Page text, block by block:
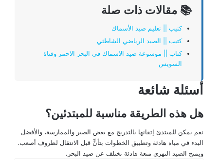
📚 مقالات ذات صلة
كتيب || تعليم صيد الأسماك
كتيب || الصيد الرياضي الشاطئي
كتاب || موسوعة صيد الاسماك فى البحر الاحمر وقناة
السويس
أسئلة شائعة
هل هذه الطريقة مناسبة للمبتدئين؟
نعم يمكن للمبتدئ إتقانها بالتدريج مع بعض الصبر والممارسة، والأفضل
البدء في مياه هادئة وتطبيق الخطوات بتأنٍّ قبل الانتقال لظروف أصعب.
ويمنح الصيد النهري متعة هادئة تختلف عن صيد البحر.